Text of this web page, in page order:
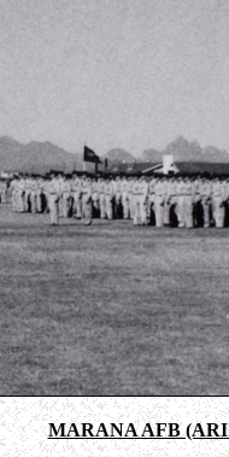
MARANA AFB